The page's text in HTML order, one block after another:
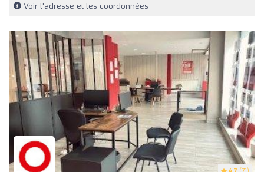
Voir l'adresse et les coordonnées